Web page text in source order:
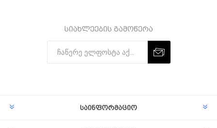
სიახლეების გამოწერა
საინფორმაციო